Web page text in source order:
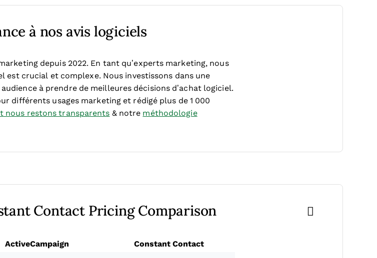
à nos avis logiciels
depuis 2022. En tant qu’experts marketing, nous
est crucial et complexe. Nous investissons dans une
à prendre de meilleures décisions d’achat logiciel.
différents usages marketing et rédigé plus de 1 000
nous restons transparents & notre méthodologie
Contact Pricing Comparison
ActiveCampaign Constant Contact